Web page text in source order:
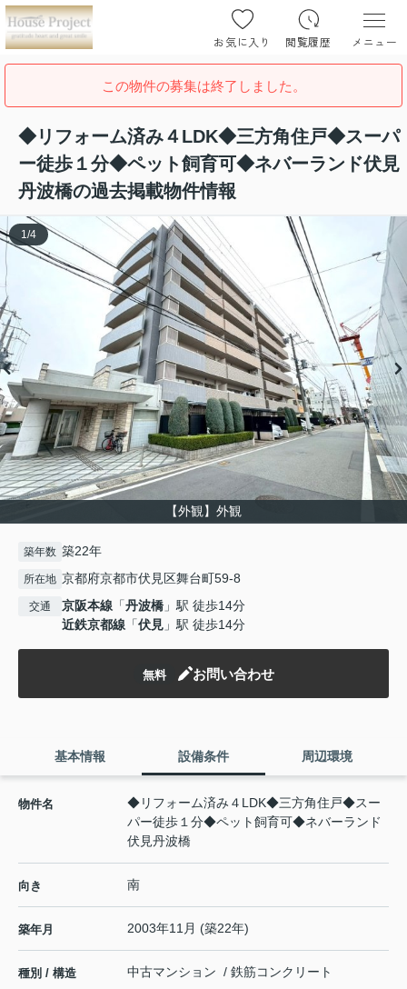
お気に入り 閲覧履歴 メニュー
この物件の募集は終了しました。
◆リフォーム済み４LDK◆三方角住戸◆スーパ
ー徒歩１分◆ペット飼育可◆ネバーランド伏見
丹波橋の過去掲載物件情報
【外観】外観
1 /4
築年数 築22年
所在地 京都府京都市伏見区舞台町59-8
交通 京阪本線 「丹波橋 」駅 徒歩14分
近鉄京都線 「伏見 」駅 徒歩14分
無料 お問い合わせ
基本情報 設備条件 周辺環境
物件名
◆リフォーム済み４LDK◆三方角住戸◆スー
パー徒歩１分◆ペット飼育可◆ネバーランド
伏見丹波橋
向き 南
築年月 2003年11月 (築22年)
種別 / 構造 中古マンション / 鉄筋コンクリート